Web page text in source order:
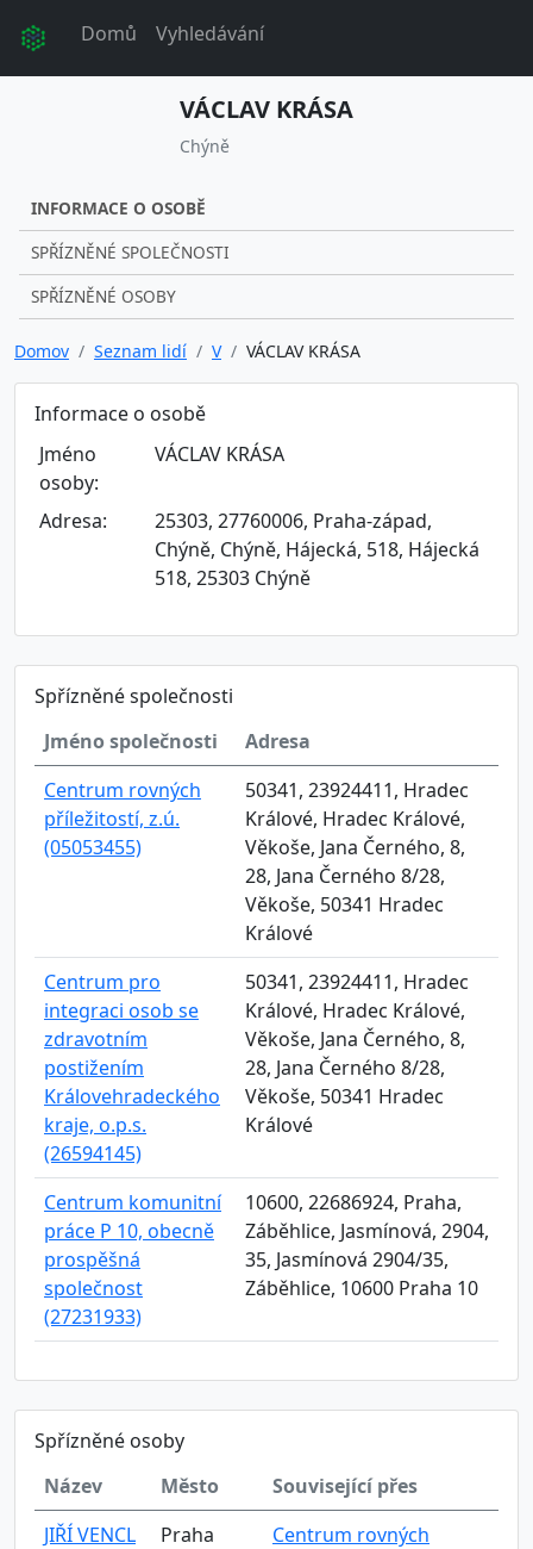
Domů Vyhledávání
VÁCLAV KRÁSA
Chýně
INFORMACE O OSOBĚ
SPŘÍZNĚNÉ SPOLEČNOSTI
SPŘÍZNĚNÉ OSOBY
Domov Seznam lidí V VÁCLAV KRÁSA
Informace o osobě
Jméno
osoby:
VÁCLAV KRÁSA
Adresa:
25303, 27760006, Praha-západ,
Chýně, Chýně, Hájecká, 518, Hájecká
518, 25303 Chýně
Spřízněné společnosti
Jméno společnosti
Adresa
Centrum rovných
příležitostí, z.ú.
(05053455)
50341, 23924411, Hradec
Králové, Hradec Králové,
Věkoše, Jana Černého, 8,
28, Jana Černého 8/28,
Věkoše, 50341 Hradec
Králové
Centrum pro
integraci osob se
zdravotním
postižením
Královehradeckého
kraje, o.p.s.
(26594145)
50341, 23924411, Hradec
Králové, Hradec Králové,
Věkoše, Jana Černého, 8,
28, Jana Černého 8/28,
Věkoše, 50341 Hradec
Králové
Centrum komunitní
práce P 10, obecně
prospěšná
společnost
(27231933)
10600, 22686924, Praha,
Záběhlice, Jasmínová, 2904,
35, Jasmínová 2904/35,
Záběhlice, 10600 Praha 10
Spřízněné osoby
Název
Město
Související přes
JIŘÍ VENCL
Praha
Centrum rovných